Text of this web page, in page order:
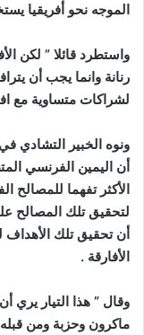
الموجه نحو أفريقيا
واستطرد قائلا ” لكن
رنانة وانما يجب أن
لشراكات متساوية مع
ونوه الخبير التشادي
أن اليمين الفرنسي
الأكثر تفهما للمصالح
لتحقيق تلك المصالح
أن تحقيق تلك
الأفارقة .
وقال ” هذا التيار يري
ماكرون وحزبة ومن